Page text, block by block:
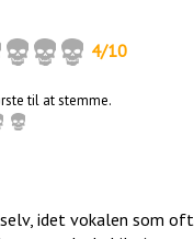
4/10
til at stemme.
idet vokalen som